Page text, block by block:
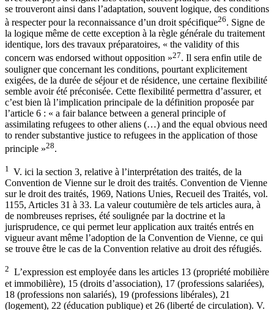
se trouveront ainsi dans l’adaptation, souvent logique, des conditions
à respecter pour la reconnaissance d’un droit spécifique26. Signe de
la logique même de cette exception à la règle générale du traitement
identique, lors des travaux préparatoires, « the validity of this
concern was endorsed without opposition »27. Il sera enfin utile de
souligner que concernant les conditions, pourtant explicitement
exigées, de la durée de séjour et de résidence, une certaine flexibilité
semble avoir été préconisée. Cette flexibilité permettra d’assurer, et
c’est bien là l’implication principale de la définition proposée par
l’article 6 : « a fair balance between a general principle of
assimilating refugees to other aliens (…) and the equal obvious need
to render substantive justice to refugees in the application of those
principle »28.
1
V. ici la section 3, relative à l’interprétation des traités, de la
Convention de Vienne sur le droit des traités. Convention de Vienne
sur le droit des traités, 1969, Nations Unies, Recueil des Traités, vol.
1155, Articles 31 à 33. La valeur coutumière de tels articles aura, à
de nombreuses reprises, été soulignée par la doctrine et la
jurisprudence, ce qui permet leur application aux traités entrés en
vigueur avant même l’adoption de la Convention de Vienne, ce qui
se trouve être le cas de la Convention relative au droit des réfugiés.
2 L’expression est employée dans les articles 13 (propriété mobilière
et immobilière), 15 (droits d’association), 17 (professions salariées),
18 (professions non salariés), 19 (professions libérales), 21
(logement), 22 (éducation publique) et 26 (liberté de circulation). V.